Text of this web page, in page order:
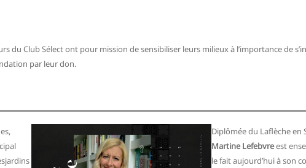
du Club Sélect ont pour mission de sensibiliser leurs milieux à l’importance de
par leur don.
Diplômée du Laflèche en
Martine Lefebvreest
le fait aujourd’hui à son